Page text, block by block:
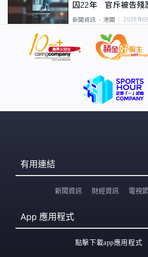
囚22年 官斥被告殘
新聞資訊 港聞 2026年
有用連結
新聞資訊 財經資訊 電視
App 應用程式
點擊下載app應用程式